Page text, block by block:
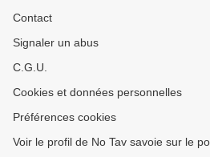
Contact
Signaler un abus
C.G.U.
Cookies et données personnelles
Préférences cookies
Voir le profil de No Tav savoie sur le